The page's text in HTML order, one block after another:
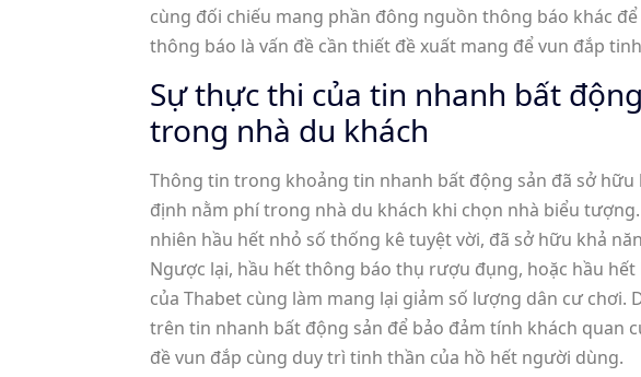
cùng đối chiếu mang phần đông nguồn thông báo khác
thông báo là vấn đề cần thiết đề xuất mang để vun đắp
Sự thực thi của tin nhanh bất
trong nhà du khách
Thông tin trong khoảng tin nhanh bất động sản đã sở
định nằm phí trong nhà du khách khi chọn nhà biểu
nhiên hầu hết nhỏ số thống kê tuyệt vời, đã sở hữu khả
Ngược lại, hầu hết thông báo thụ rượu đụng, hoặc hầu
của Thabet cùng làm mang lại giảm số lượng dân cư
trên tin nhanh bất động sản để bảo đảm tính khách quan
đề vun đắp cùng duy trì tinh thần của hồ hết người dùng.